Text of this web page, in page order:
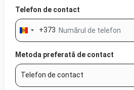
Telefon de contact
Moldova
+373
+373
Metoda preferată de contact